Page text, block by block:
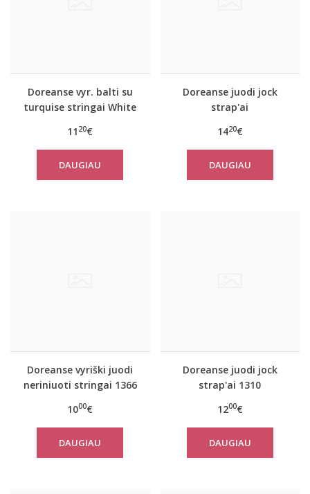
Doreanse vyr. balti su
turquise stringai White
11 20€
DAUGIAU
Doreanse juodi jock
strap'ai
1420€
DAUGIAU
Doreanse vyriški juodi
neriniuoti stringai 1366
1000€
DAUGIAU
Doreanse juodi jock
strap'ai 1310
1200€
DAUGIAU